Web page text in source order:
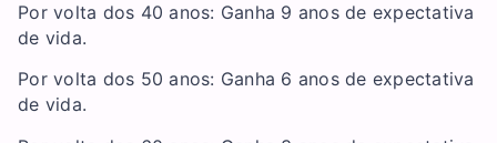
Por volta dos 40 anos: Ganha 9 anos de expectativa
de vida.
Por volta dos 50 anos: Ganha 6 anos de expectativa
de vida.